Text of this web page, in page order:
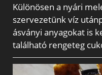
Különösen a nyári
szervezetünk víz
ásványi anyagokat is
található rengeteg